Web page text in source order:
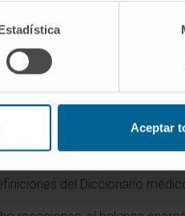
Aceptar
resources. IUBMB
Citric Acid (CID
Bookshelf (NIH)
del Diccionario